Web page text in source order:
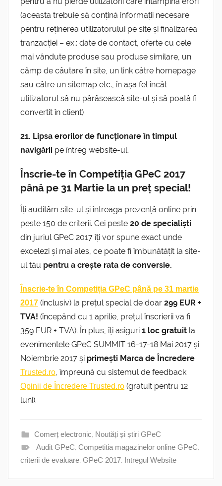
(aceasta trebuie să conțină informații necesare
pentru reținerea utilizatorului pe site și finalizarea
tranzacției – ex.: date de contact, oferte cu cele
mai vândute produse sau produse similare, un
câmp de căutare în site, un link către homepage
sau către un sitemap etc., în așa fel încât
utilizatorul să nu părăsească site-ul și să poată fi
convertit în client)
21. Lipsa erorilor de funcționare în timpul
navigării pe întreg website-ul.
Înscrie-te în Competiția GPeC 2017
până pe 31 Martie la un preț special!
Îți audităm site-ul și întreaga prezență online prin
peste 150 de criterii. Cei peste 20 de specialiști
din juriul GPeC 2017 îți vor spune exact unde
excelezi și mai ales, ce poate fi îmbunătățit la site-
ul tău pentru a crește rata de conversie.
Înscrie-te în Competiția GPeC până pe 31 martie
2017 (inclusiv) la prețul special de doar 299 EUR +
TVA! (începând cu 1 aprilie, prețul înscrierii va fi
359 EUR + TVA). În plus, îți asiguri 1 loc gratuit la
evenimentele GPeC SUMMIT 16-17-18 Mai 2017 și
Noiembrie 2017 și primești Marca de Încredere
Trusted.ro, împreună cu sistemul de feedback
Opinii de Încredere Trusted.ro (gratuit pentru 12
luni).
Comerț electronic, Noutăți și știri GPeC
Audit GPeC, Competitia magazinelor online GPeC,
criterii de evaluare, GPeC 2017, Intregul Website